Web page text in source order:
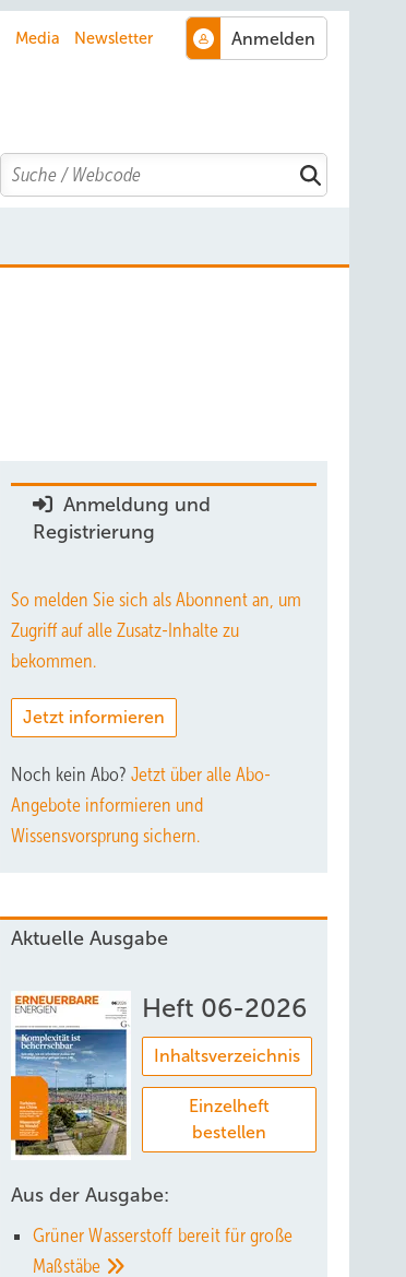
Media Newsletter
Search
Anmeldung und
Registrierung
So melden Sie sich als Abonnent an, um
Zugriff auf alle Zusatz-Inhalte zu
bekommen.
Jetzt informieren
Noch kein Abo? Jetzt über alle Abo-
Angebote informieren und
Wissensvorsprung sichern.
Aktuelle Ausgabe
Heft 06-2026
Inhaltsverzeichnis
Einzelheft
bestellen
Aus der Ausgabe:
Grüner Wasserstoff bereit für große
Maßstäbe